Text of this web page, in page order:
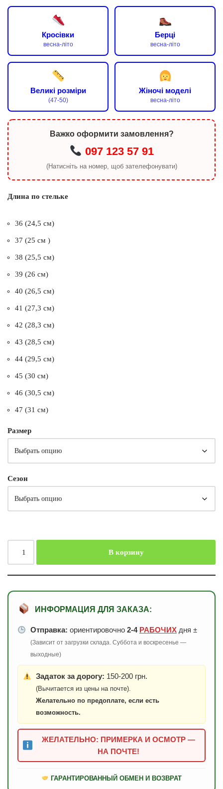
Кросівки
весна-літо
Берці
весна-літо
Великі розміри
(47-50)
Жіночі моделі
весна-літо
Важко оформити замовлення?
097 123 57 91
(Натисніть на номер, щоб зателефонувати)
Длина по стельке
36 (24,5 см)
37 (25 см )
38 (25,5 см)
39 (26 см)
40 (26,5 см)
41 (27,3 см)
42 (28,3 см)
43 (28,5 см)
44 (29,5 см)
45 (30 см)
46 (30,5 см)
47 (31 см)
Размер
Сезон
В корзину
ИНФОРМАЦИЯ ДЛЯ ЗАКАЗА:
Отправка: ориентировочно 2-4 РАБОЧИХдня ±
(Зависит от загрузки склада. Суббота и воскресенье —
выходные)
Задаток за дорогу: 150-200 грн.
(Вычитается из цены на почте).
Желательно по предоплате, если есть
возможность.
ЖЕЛАТЕЛЬНО: ПРИМЕРКА И ОСМОТР —
НА ПОЧТЕ!
ГАРАНТИРОВАННЫЙ ОБМЕН И ВОЗВРАТ